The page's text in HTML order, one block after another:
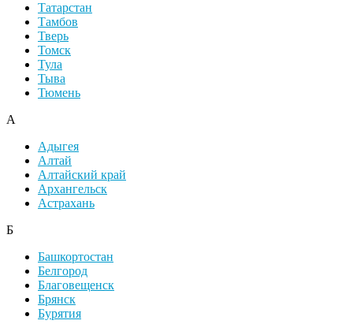
Татарстан
Тамбов
Тверь
Томск
Тула
Тыва
Тюмень
А
Адыгея
Алтай
Алтайский край
Архангельск
Астрахань
Б
Башкортостан
Белгород
Благовещенск
Брянск
Бурятия